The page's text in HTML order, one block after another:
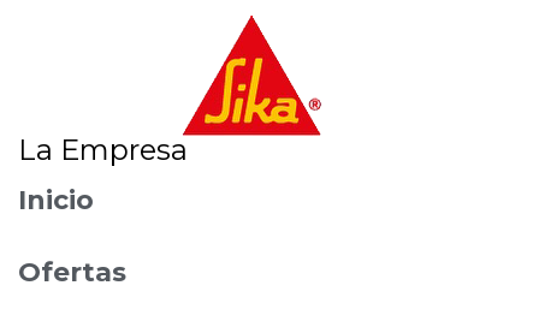
La Empresa
Inicio
Ofertas